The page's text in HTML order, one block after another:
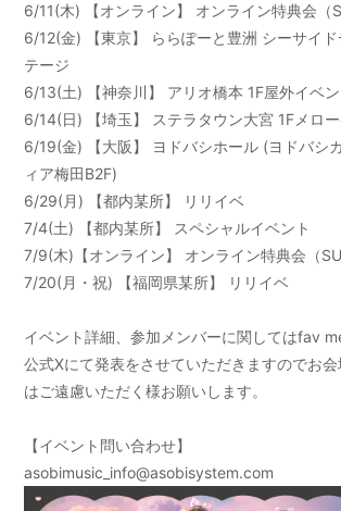
6/11(木) 【オンライン】 オンライン特典会（
6/12(金) 【東京】 ららぽーと豊洲 シーサイ
テージ
6/13(土) 【神奈川】 アリオ橋本 1F屋外イベ
6/14(日) 【埼玉】 ステラタウン大宮 1Fメロ
6/19(金) 【大阪】 ヨドバシホール (ヨドバシ
ィア梅田B2F)
6/29(月) 【都内某所】 リリイベ
7/4(土) 【都内某所】 スペシャルイベント
7/9(木)【オンライン】 オンライン特典会（
7/20(月・祝) 【福岡県某所】 リリイベ
イベント詳細、参加メンバーに関してはfav
公式Xにて発表をさせていただきますのでお
はご遠慮いただく様お願いします。
【イベント問い合わせ】
asobimusic_info@asobisystem.com